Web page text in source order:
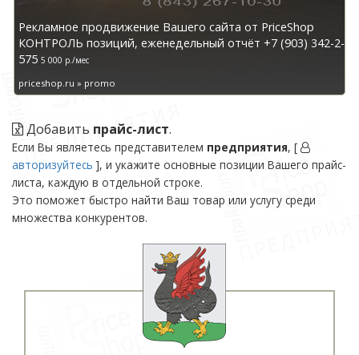
Рекламное продвижение Вашего сайта от PriceShop
КОНТРОЛЬ позиций, еженедельный отчёт +7 (903) 342-2-
575 5 000 р./мес
priceshop.ru » promo
Добавить прайс-лист.
Если Вы являетесь представителем предприятия, [
авторизуйтесь ], и укажите основные позиции Вашего прайс-
листа, каждую в отдельной строке.
Это поможет быстро найти Ваш товар или услугу среди
множества конкурентов.